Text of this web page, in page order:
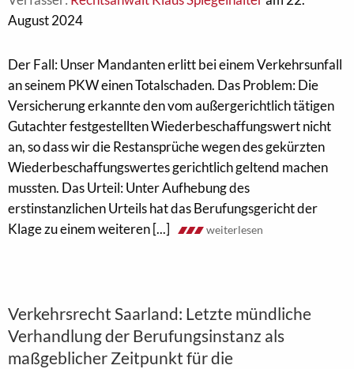
August 2024
Der Fall: Unser Mandanten erlitt bei einem Verkehrsunfall
an seinem PKW einen Totalschaden. Das Problem: Die
Versicherung erkannte den vom außergerichtlich tätigen
Gutachter festgestellten Wiederbeschaffungswert nicht
an, so dass wir die Restansprüche wegen des gekürzten
Wiederbeschaffungswertes gerichtlich geltend machen
mussten. Das Urteil: Unter Aufhebung des
erstinstanzlichen Urteils hat das Berufungsgericht der
Klage zu einem weiteren [...]
weiterlesen
Verkehrsrecht Saarland: Letzte mündliche
Verhandlung der Berufungsinstanz als
maßgeblicher Zeitpunkt für die